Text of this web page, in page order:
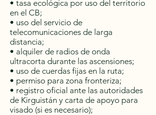
• tasa ecológica por uso del territorio
en el CB;
• uso del servicio de
telecomunicaciones de larga
distancia;
• alquiler de radios de onda
ultracorta durante las ascensiones;
• uso de cuerdas fijas en la ruta;
• permiso para zona fronteriza;
• registro oficial ante las autoridades
de Kirguistán y carta de apoyo para
visado (si es necesario);